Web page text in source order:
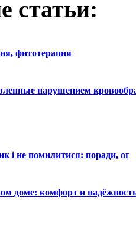
статьи:
фитотерапия
нарушением
і не помилитися: поради, ог
доме: комфорт и